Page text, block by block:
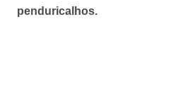
penduricalhos.